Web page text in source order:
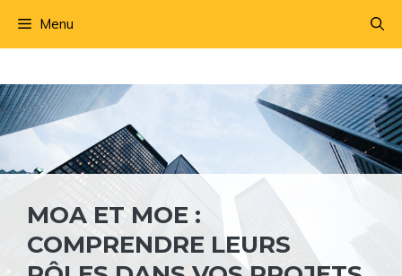
Menu
MOA ET MOE :
COMPRENDRE LEURS